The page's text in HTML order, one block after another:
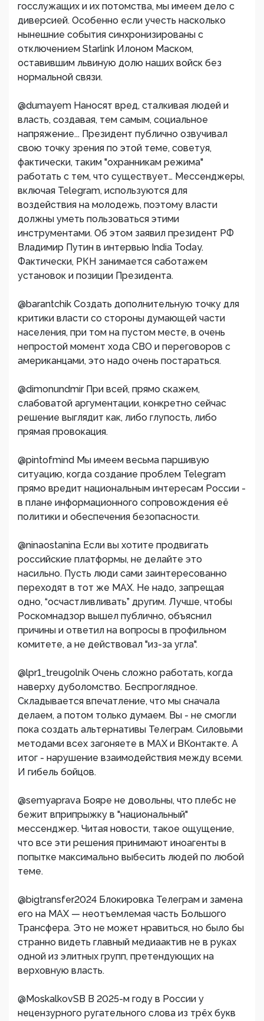
госслужащих и их потомства, мы имеем дело с
диверсией. Особенно если учесть насколько
нынешние события синхронизированы с
отключением Starlink Илоном Маском,
оставившим львиную долю наших войск без
нормальной связи.
@dumayem Наносят вред, сталкивая людей и
власть, создавая, тем самым, социальное
напряжение... Президент публично озвучивал
свою точку зрения по этой теме, советуя,
фактически, таким "охранникам режима"
работать с тем, что существует… Мессенджеры,
включая Telegram, используются для
воздействия на молодежь, поэтому власти
должны уметь пользоваться этими
инструментами. Об этом заявил президент РФ
Владимир Путин в интервью India Today.
Фактически, РКН занимается саботажем
установок и позиции Президента.
@barantchik Создать дополнительную точку для
критики власти со стороны думающей части
населения, при том на пустом месте, в очень
непростой момент хода СВО и переговоров с
американцами, это надо очень постараться.
@dimonundmir При всей, прямо скажем,
слабоватой аргументации, конкретно сейчас
решение выглядит как, либо глупость, либо
прямая провокация.
@pintofmind Мы имеем весьма паршивую
ситуацию, когда создание проблем Telegram
прямо вредит национальным интересам России -
в плане информационного сопровождения её
политики и обеспечения безопасности.
@ninaostanina Если вы хотите продвигать
российские платформы, не делайте это
насильно. Пусть люди сами заинтересованно
переходят в тот же MAX. Не надо, запрещая
одно, “осчастливливать” другим. Лучше, чтобы
Роскомнадзор вышел публично, объяснил
причины и ответил на вопросы в профильном
комитете, а не действовал "из-за угла".
@lpr1_treugolnik Очень сложно работать, когда
наверху дуболомство. Беспроглядное.
Складывается впечатление, что мы сначала
делаем, а потом только думаем. Вы - не смогли
пока создать альтернативы Телеграм. Силовыми
методами всех загоняете в MAX и ВКонтакте. А
итог - нарушение взаимодействия между всеми.
И гибель бойцов.
@semyaprava Бояре не довольны, что плебс не
бежит вприпрыжку в "национальный"
мессенджер. Читая новости, такое ощущение,
что все эти решения принимают иноагенты в
попытке максимально выбесить людей по любой
теме.
@bigtransfer2024 Блокировка Телеграм и замена
его на МАХ — неотъемлемая часть Большого
Трансфера. Это не может нравиться, но было бы
странно видеть главный медиаактив не в руках
одной из элитных групп, претендующих на
верховную власть.
@MoskalkovSB В 2025-м году в России у
нецензурного ругательного слова из трёх букв